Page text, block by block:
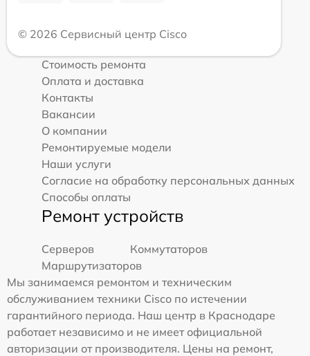
© 2026 Сервисный центр Cisco
Стоимость ремонта
Оплата и доставка
Контакты
Вакансии
О компании
Ремонтируемые модели
Наши услуги
Согласие на обработку персональных данных
Способы оплаты
Ремонт устройств
Серверов
Коммутаторов
Маршрутизаторов
Мы занимаемся ремонтом и техническим
обслуживанием техники Cisco по истечении
гарантийного периода. Наш центр в Краснодаре
работает независимо и не имеет официальной
авторизации от производителя. Цены на ремонт,